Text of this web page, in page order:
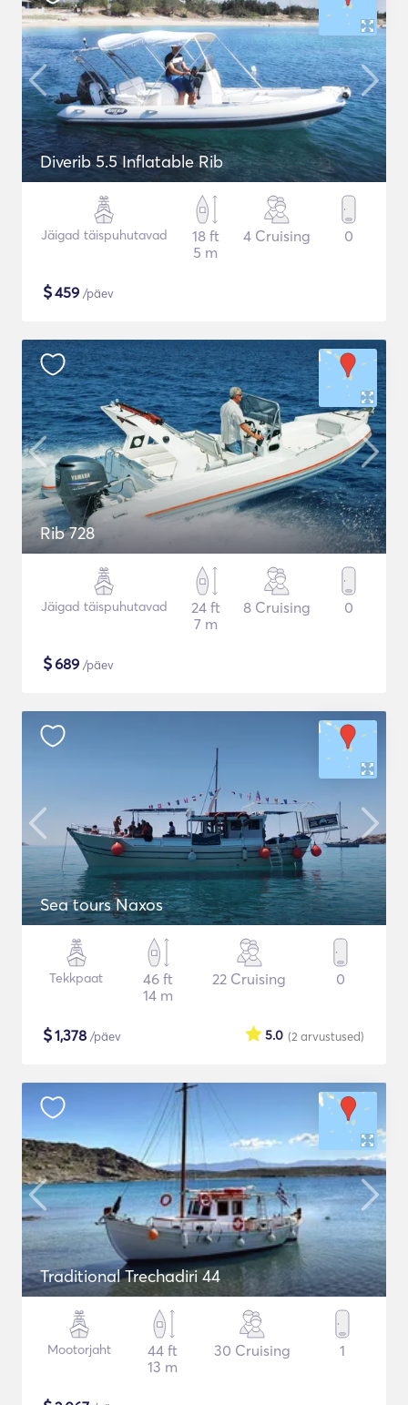
Diverib 5.5 Inflatable Rib
Jäigad täispuhutavad
18 ft
5 m
4 Cruising 0
$459 /päev
Rib 728
Jäigad täispuhutavad
24 ft
7 m
8 Cruising 0
$689 /päev
Sea tours Naxos
Tekkpaat
46 ft
14 m
22 Cruising 0
$1,378 /päev (2 arvustused)
5.0
Traditional Trechadiri 44
Mootorjaht
44 ft
13 m
30 Cruising 1